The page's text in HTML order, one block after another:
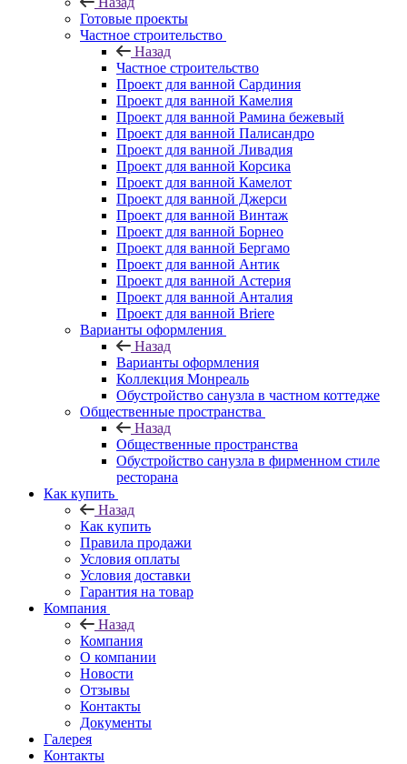
Готовые проекты
Частное строительство
Назад
Частное строительство
Проект для ванной Сардиния
Проект для ванной Камелия
Проект для ванной Рамина бежевый
Проект для ванной Палисандро
Проект для ванной Ливадия
Проект для ванной Корсика
Проект для ванной Камелот
Проект для ванной Джерси
Проект для ванной Винтаж
Проект для ванной Борнео
Проект для ванной Бергамо
Проект для ванной Антик
Проект для ванной Астерия
Проект для ванной Анталия
Проект для ванной Briere
Варианты оформления
Назад
Варианты оформления
Коллекция Монреаль
Обустройство санузла в частном коттедже
Общественные пространства
Назад
Общественные пространства
Обустройство санузла в фирменном стиле
ресторана
Как купить
Назад
Как купить
Правила продажи
Условия оплаты
Условия доставки
Гарантия на товар
Компания
Назад
Компания
О компании
Новости
Отзывы
Контакты
Документы
Галерея
Контакты